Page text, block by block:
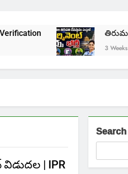
తిరుమల తిరుపతి
3 Weeks Ago
విడుదల | IPR
Search